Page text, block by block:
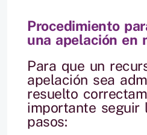
Procedimiento
una apelación en
Para que un
apelación sea
resuelto
importante seguir
pasos: